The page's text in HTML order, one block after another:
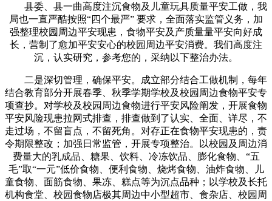
县委、县一曲高度注沉食物及儿童玩具质量平安工做，我
局也一直严酷按照“四个最严” 要求，全面落实监管义务，加
强整理校园周边平安现患，食物平安及产质量量平安向好成
长，营制了愈加平安安心的校园周边平安消费。我们高度注
沉，认实研究，参考您的，采纳以下整治办法。
二是深切管理，确保平安。成立部分结合工做机制，每年
结合教育部分开展春季、秋季学期学校及校园周边食物平安专
项查抄。对学校及校园周边食物进行平安风险阐发，开展食物
平安风险现患拉网式排查，排查做到了认实、全面、详尽，不
走过场，不留盲点，不留死角。对存正在食物平安现患的，责
令期限整改；加强日常监管，开展专项整治。以校园及周边消
费量大的乳成品、糖果、饮料、冷冻饮品、膨化食物、“五
毛”取“一元”低价食物、便利食物、烧烤食物、油炸食物、儿
童食物、面筋食物、果冻、糕点等为沉点品种；以学校及长托
机构食堂、校园食物店极其周边中小型超市、食杂店、校园周